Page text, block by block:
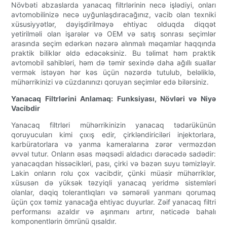
Növbəti abzaslarda yanacaq filtrlərinin necə işlədiyi, onları
avtomobilinizə necə uyğunlaşdıracağınız, vacib olan texniki
xüsusiyyətlər, dəyişdirilməyə ehtiyac olduqda diqqət
yetirilməli olan işarələr və OEM və satış sonrası seçimlər
arasında seçim edərkən nəzərə alınmalı məqamlar haqqında
praktik biliklər əldə edəcəksiniz. Bu təlimat həm praktik
avtomobil sahibləri, həm də təmir sexində daha ağıllı suallar
vermək istəyən hər kəs üçün nəzərdə tutulub, beləliklə,
mühərrikinizi və cüzdanınızı qoruyan seçimlər edə bilərsiniz.
Yanacaq Filtrlərini Anlamaq: Funksiyası, Növləri və Niyə
Vacibdir
Yanacaq filtrləri mühərrikinizin yanacaq tədarükünün
qoruyucuları kimi çıxış edir, çirkləndiriciləri injektorlara,
karbüratorlara və yanma kameralarına zərər verməzdən
əvvəl tutur. Onların əsas məqsədi aldadıcı dərəcədə sadədir:
yanacaqdan hissəcikləri, pası, çirki və bəzən suyu təmizləyir.
Lakin onların rolu çox vacibdir, çünki müasir mühərriklər,
xüsusən də yüksək təzyiqli yanacaq yeridmə sistemləri
olanlar, dəqiq tolerantlıqları və səmərəli yanmanı qorumaq
üçün çox təmiz yanacağa ehtiyac duyurlar. Zəif yanacaq filtri
performansı azaldır və aşınmanı artırır, nəticədə bahalı
komponentlərin ömrünü qısaldır.